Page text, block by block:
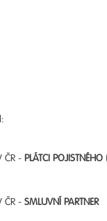
ČR - PLÁTCI
ČR - SMLUVNÍ PARTNER